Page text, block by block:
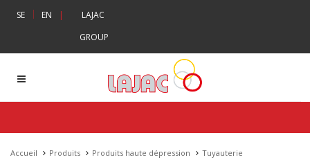
SE | EN |
LAJAC
GROUP
Accueil Produits Produits haute dépression
Tuyauterie